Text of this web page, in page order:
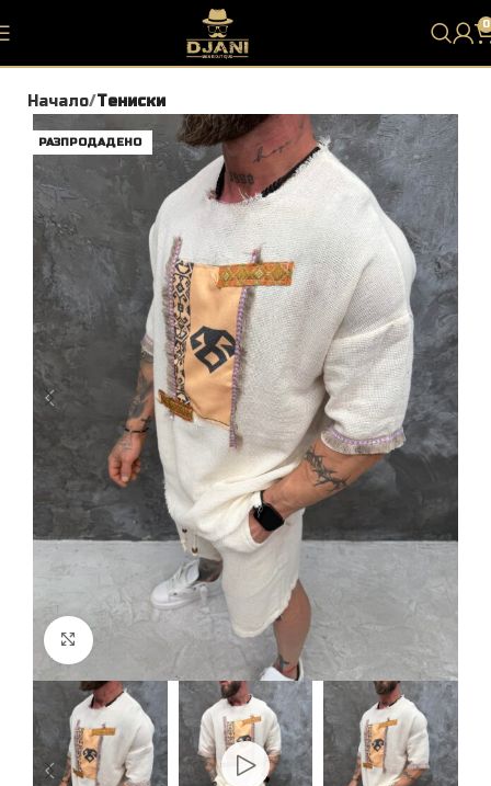
0
Начало Тениски
РАЗПРОДАДЕНО
Увеличи